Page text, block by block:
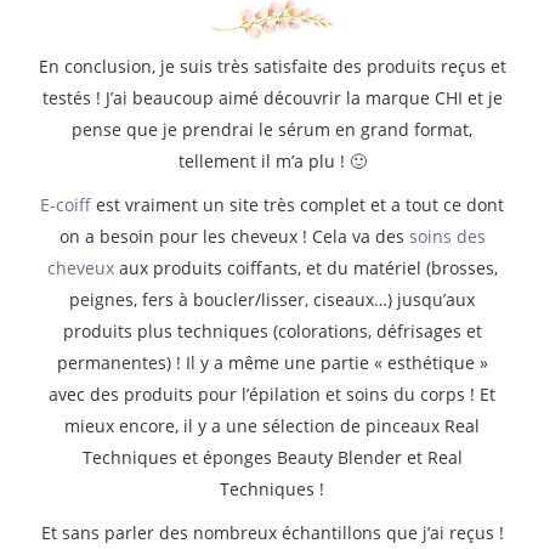
En conclusion, je suis très satisfaite des produits reçus et
testés ! J’ai beaucoup aimé découvrir la marque CHI et je
pense que je prendrai le sérum en grand format,
tellement il m’a plu ! 🙂
E-coiff est vraiment un site très complet et a tout ce dont
on a besoin pour les cheveux ! Cela va des soins des
cheveuxaux produits coiffants, et du matériel (brosses,
peignes, fers à boucler/lisser, ciseaux…) jusqu’aux
produits plus techniques (colorations, défrisages et
permanentes) ! Il y a même une partie « esthétique »
avec des produits pour l’épilation et soins du corps ! Et
mieux encore, il y a une sélection de pinceaux Real
Techniques et éponges Beauty Blender et Real
Techniques !
Et sans parler des nombreux échantillons que j’ai reçus !